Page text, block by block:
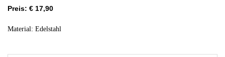
Preis: € 17,90
Material: Edelstahl